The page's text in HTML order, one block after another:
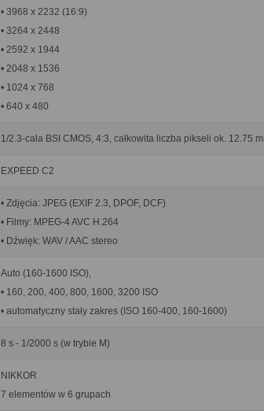
• 3968 x 2232 (16:9)
• 3264 x 2448
• 2592 x 1944
• 2048 x 1536
• 1024 x 768
• 640 x 480
1/2.3-cala BSI CMOS, 4:3, całkowita liczba pikseli ok. 12.75
EXPEED C2
• Zdjęcia: JPEG (EXIF 2.3, DPOF, DCF)
• Filmy: MPEG-4 AVC H.264
• Dźwięk: WAV / AAC stereo
Auto (160-1600 ISO),
• 160, 200, 400, 800, 1600, 3200 ISO
• automatyczny stały zakres (ISO 160-400, 160-1600)
8 s - 1/2000 s (w trybie M)
NIKKOR
7 elementów w 6 grupach